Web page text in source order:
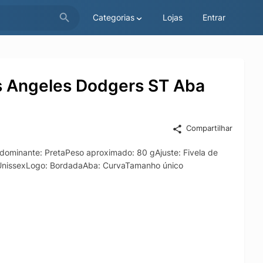
Categorias Lojas Entrar
Angeles Dodgers ST Aba
Compartilhar
PretaPeso aproximado: 80 gAjuste: Fivela de
BordadaAba: CurvaTamanho único